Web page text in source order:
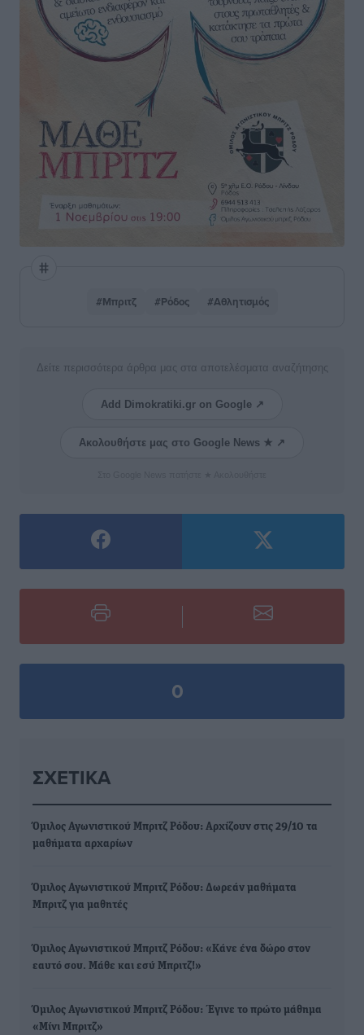
#Μπριτζ #Ρόδος #Αθλητισμός
Δείτε περισσότερα άρθρα μας στα αποτελέσματα αναζήτησης
Add Dimokratiki.gr on Google ↗
Ακολουθήστε μας στο Google News ★ ↗
0
ΣΧΕΤΙΚΆ
Όμιλος Αγωνιστικού Μπριτζ Ρόδου: Αρχίζουν στις 29/10 τα
μαθήματα αρχαρίων
Όμιλος Αγωνιστικού Μπριτζ Ρόδου: Δωρεάν μαθήματα
Μπριτζ για μαθητές
Όμιλος Αγωνιστικού Μπριτζ Ρόδου: «Κάνε ένα δώρο στον
εαυτό σου. Μάθε και εσύ Μπριτζ!»
Όμιλος Αγωνιστικού Μπριτζ Ρόδου: Έγινε το πρώτο μάθημα
«Μίνι Μπριτζ»